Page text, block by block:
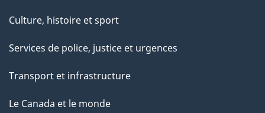
Culture, histoire et sport
Services de police, justice et urgences
Transport et infrastructure
Le Canada et le monde